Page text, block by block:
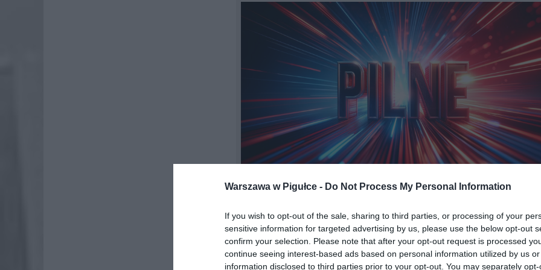
Warszawa w Pigułce - Do Not Process My Personal Information
If you wish to opt-out of the sale, sharing to third parties, or processing of your
sensitive information for targeted advertising by us, please use the below opt-out
confirm your selection. Please note that after your opt-out request is processed
continue seeing interest-based ads based on personal information utilized by us
information disclosed to third parties prior to your opt-out. You may separately
APEL O OSTROŻNOŚĆ
Policja oraz ratownicy wodni w całym kraju zwracają się z pilnym
wszystkich wypoczywających nad wodą, aby przestrzegali zasad